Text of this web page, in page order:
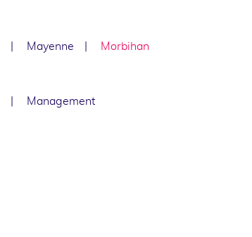
Mayenne
Morbihan
Management